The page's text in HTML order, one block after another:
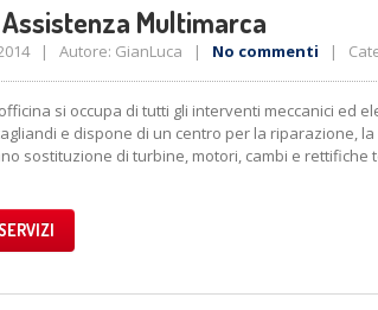
Assistenza Multimarca
2014 | Autore: GianLuca | No commenti |
si occupa di tutti gli interventi meccanici ed
e dispone di un centro per la riparazione,
sostituzione di turbine, motori, cambi e rettifiche